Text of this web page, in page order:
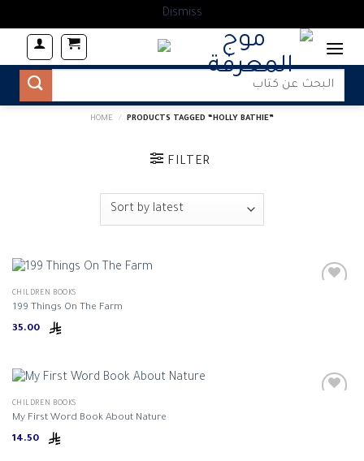
Dismiss
content
Search
HOME / PRODUCTS TAGGED “HOLLY BATHIE”
FILTER
CHILDREN BOOKS
199 Things On The Farm
35.00
CHILDREN BOOKS
My First Word Book About Nature
14.50